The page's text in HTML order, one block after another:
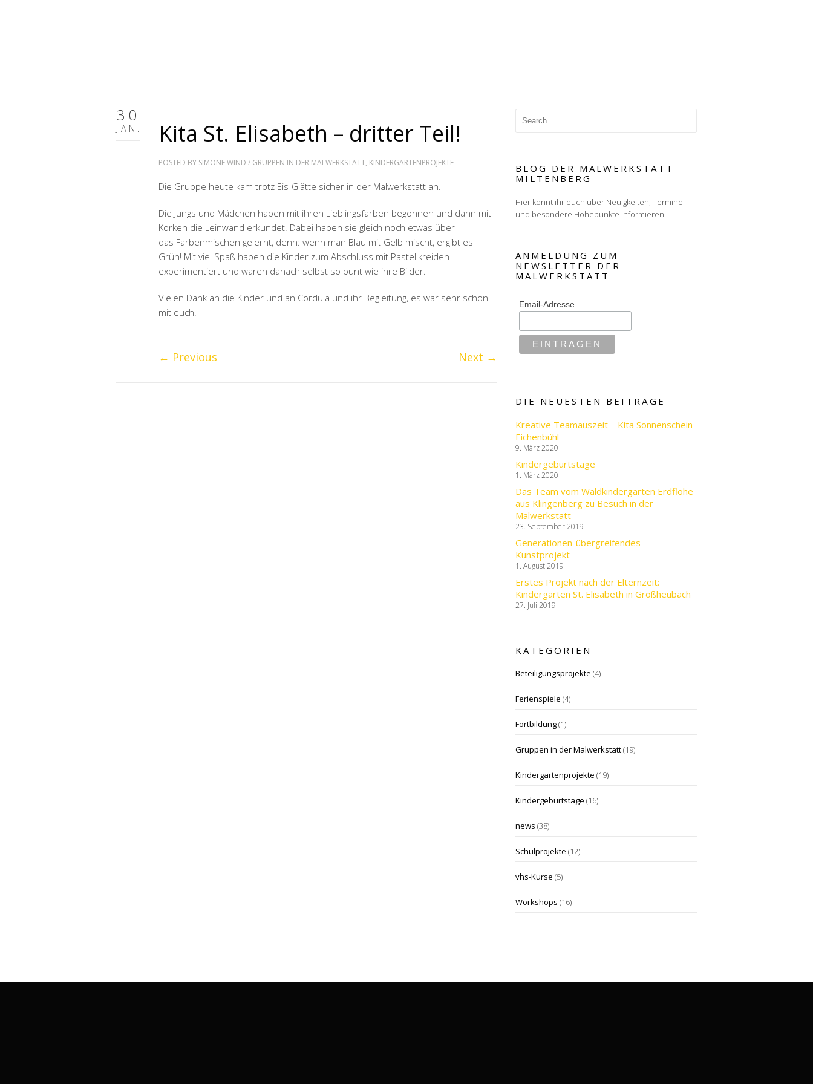
30
JAN. Kita St. Elisabeth – dritter Teil!
POSTED BY SIMONE WIND / GRUPPEN IN DER MALWERKSTATT, KINDERGARTENPROJEKTE
Die Gruppe heute kam trotz Eis-Glätte sicher in der Malwerkstatt an.
Die Jungs und Mädchen haben mit ihren Lieblingsfarben begonnen und dann mit
Korken die Leinwand erkundet. Dabei haben sie gleich noch etwas über
das Farbenmischen gelernt, denn: wenn man Blau mit Gelb mischt, ergibt es
Grün! Mit viel Spaß haben die Kinder zum Abschluss mit Pastellkreiden
experimentiert und waren danach selbst so bunt wie ihre Bilder.
Vielen Dank an die Kinder und an Cordula und ihr Begleitung, es war sehr schön
mit euch!
← Previous Next →
BLOG DER MALWERKSTATT
MILTENBERG
Hier könnt ihr euch über Neuigkeiten, Termine
und besondere Höhepunkte informieren.
ANMELDUNG ZUM
NEWSLETTER DER
MALWERKSTATT
Email-Adresse
DIE NEUESTEN BEITRÄGE
Kreative Teamauszeit – Kita Sonnenschein
Eichenbühl
9. März 2020
Kindergeburtstage
1. März 2020
Das Team vom Waldkindergarten Erdflöhe
aus Klingenberg zu Besuch in der
Malwerkstatt
23. September 2019
Generationen-übergreifendes
Kunstprojekt
1. August 2019
Erstes Projekt nach der Elternzeit:
Kindergarten St. Elisabeth in Großheubach
27. Juli 2019
KATEGORIEN
Beteiligungsprojekte (4)
Ferienspiele (4)
Fortbildung(1)
Gruppen in der Malwerkstatt(19)
Kindergartenprojekte (19)
Kindergeburtstage (16)
news (38)
Schulprojekte (12)
vhs-Kurse (5)
Workshops (16)